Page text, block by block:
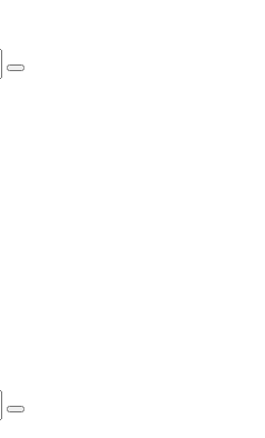
Search
Search